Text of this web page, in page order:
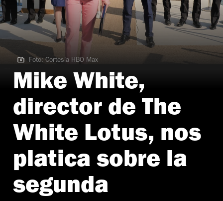
Foto: Cortesía HBO Max
Foto: Cortesía HBO Max
Mike White,
director de The
White Lotus, nos
platica sobre la
segunda